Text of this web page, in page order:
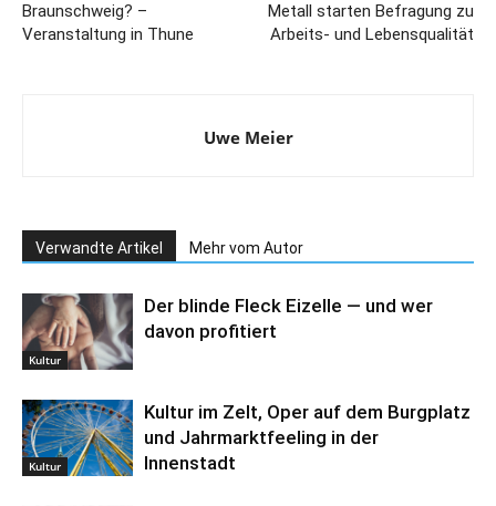
Braunschweig? –
Veranstaltung in Thune
Metall starten Befragung zu
Arbeits- und Lebensqualität
Uwe Meier
Verwandte Artikel Mehr vom Autor
Kultur
Der blinde Fleck Eizelle — und wer
davon profitiert
Kultur
Kultur im Zelt, Oper auf dem Burgplatz
und Jahrmarktfeeling in der
Innenstadt